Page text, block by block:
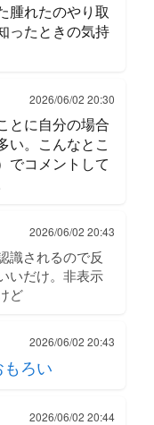
腫れたのやり取
ったときの気持
2026/06/02 20:30
とに自分の場合
い。こんなとこ
でコメントして
2026/06/02 20:43
識されるので反
いだけ。非表示
ど
2026/06/02 20:43
ろい
2026/06/02 20:44